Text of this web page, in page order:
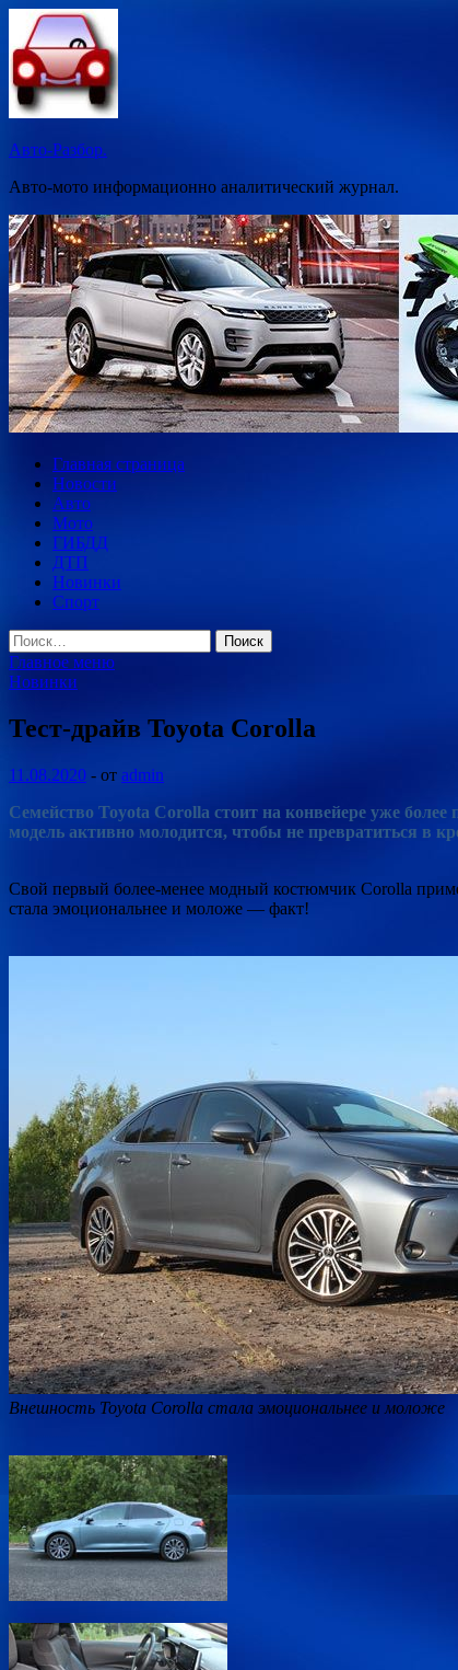
Перейти
содержимому
Авто-Разбор.
Авто-мото информационно аналитический журнал.
Главная страница
Новости
Авто
Мото
ГИБДД
ДТП
Новинки
Спорт
Найти:
Главное меню
Новинки
Тест-драйв Toyota Corolla
11.08.2020 - от admin
Семейство Toyota Corolla стоит на конвейере уже
модель активно молодится, чтобы не превратиться в
Свой первый более-менее модный костюмчик Corolla
стала эмоциональнее и моложе — факт!
Внешность Toyota Corolla стала эмоциональнее и моложе